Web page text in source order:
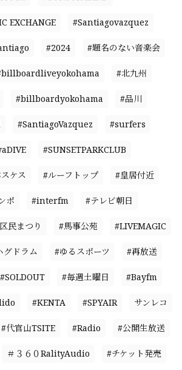
EXCHANGE #Santiagovazquez
#2024 #題名のない音楽会
#北九州
#billboardyokohama #品川
#SantiagoVazquez #surfers
#SUNSETPARKCLUB
ケス #ルーフトップ #皇居付近
ポ #interfm #テレビ朝日
民まつり #馬事公苑 #LIVEMAGIC
グドラム #ゆるスポーツ #再放送
#SOLDOUT #毎週土曜日 #Bayfm
#KENTA #SPYAIR サンレコ
#代官山TSITE #Radio #公開生放送
＃３６０RalityAudio #チケット発売